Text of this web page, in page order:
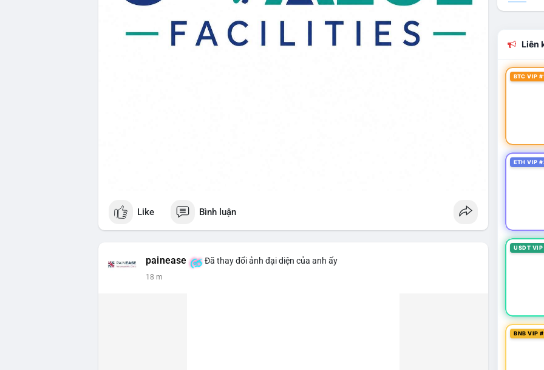
Like Bình luận
painease Đã thay đổi ảnh đại diện của anh ấy
18 m
Liên
BTC VIP
ETH VIP
USDT
BNB VIP